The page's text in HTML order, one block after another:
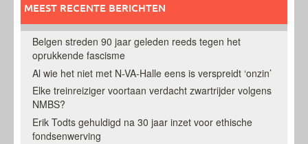
MEEST RECENTE BERICHTEN
Belgen streden 90 jaar geleden reeds tegen het
oprukkende fascisme
Al wie het niet met N-VA-Halle eens is verspreidt ‘onzin’
Elke treinreiziger voortaan verdacht zwartrijder volgens
NMBS?
Erik Todts gehuldigd na 30 jaar inzet voor ethische
fondsenwerving